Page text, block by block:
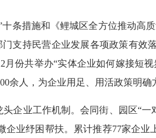
措施和《鲤城区全方位推动高
支持民营企业发展各项政策有
份共举办“实体企业如何嫁接短
余人，为企业用足、用活政策明确
业工作机制。会同街、园区“一
业纾困帮扶。累计推荐77家企